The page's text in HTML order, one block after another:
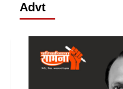
Advt